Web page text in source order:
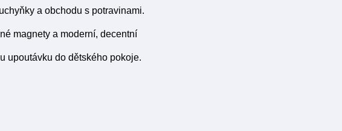
a obchodu s potravinami.
magnety a moderní, decentní
upoutávku do dětského pokoje.